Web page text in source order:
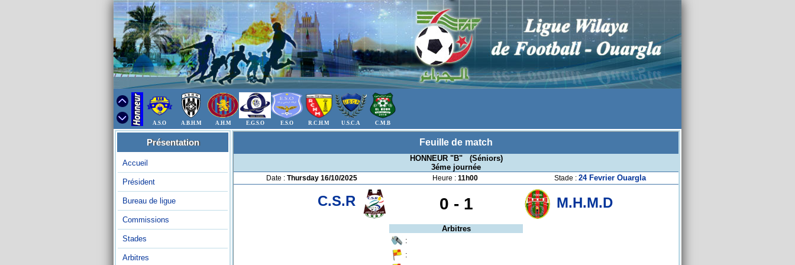
A.S.O A.B.H.M A.H.M E.G.S.O E.S.O R.C.H.M U.S.C.A C.M.B
Présentation
Accueil
Président
Bureau de ligue
Commissions
Stades
Arbitres
Feuille de match
HONNEUR "B" (Séniors)
3éme journée
Date : Thursday 16/10/2025 Heure : 11h00 Stade : 24 Fevrier Ouargla
C.S.R 0 -1 M.H.M.D
Arbitres
:
: